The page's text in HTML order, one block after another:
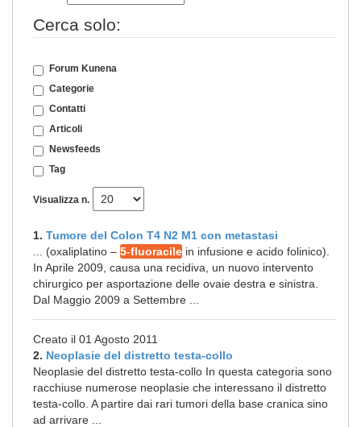
Cerca solo:
Forum Kunena
Categorie
Contatti
Articoli
Newsfeeds
Tag
Visualizza n.
1. Tumore del Colon T4 N2 M1 con metastasi
... (oxaliplatino – 5-fluoracile in infusione e acido folinico).
In Aprile 2009, causa una recidiva, un nuovo intervento
chirurgico per asportazione delle ovaie destra e sinistra.
Dal Maggio 2009 a Settembre ...
Creato il 01 Agosto 2011
2. Neoplasie del distretto testa-collo
Neoplasie del distretto testa-collo In questa categoria sono
racchiuse numerose neoplasie che interessano il distretto
testa-collo. A partire dai rari tumori della base cranica sino
ad arrivare ...